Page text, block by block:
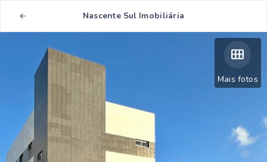
Nascente Sul Imobiliária
Mais fotos